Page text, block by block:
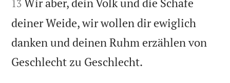
13
deiner Weide, wir wollen dir ewiglich
danken und deinen Ruhm erzählen von
Geschlecht zu Geschlecht.